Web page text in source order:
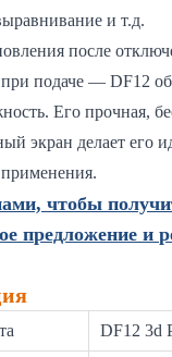
и т.д.
после
подаче — DF12
Его прочная,
экран делает его
чтобы
предложение и
DF12 3d